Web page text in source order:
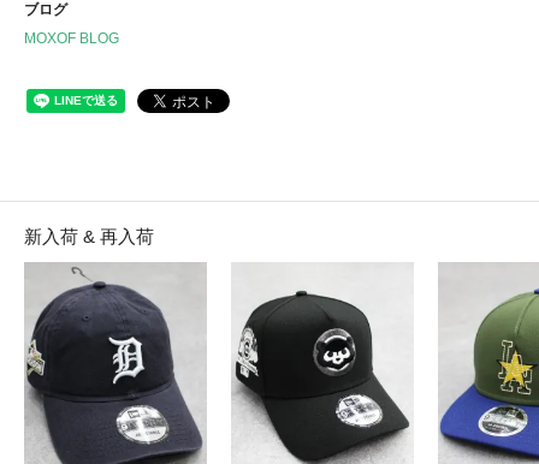
ブログ
MOXOF BLOG
新入荷 & 再入荷